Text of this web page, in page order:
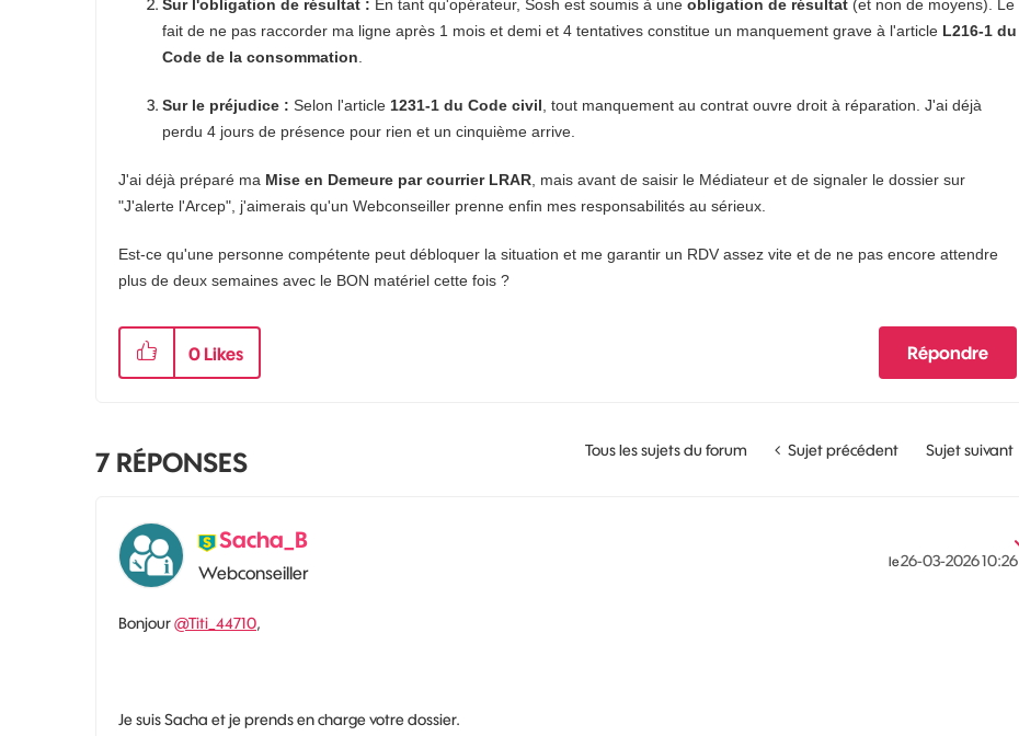
Sur l'obligation de résultat : En tant qu'opérateur, Sosh est soumis à une obligation de résultat (et non de moyens). Le
fait de ne pas raccorder ma ligne après 1 mois et demi et 4 tentatives constitue un manquement grave à l'article L216-1 du
Code de la consommation
Sur le préjudice : Selon l'article 1231-1 du Code civil , tout manquement au contrat ouvre droit à réparation. J'ai déjà
perdu 4 jours de présence pour rien et un cinquième arrive.
J'ai déjà préparé ma Mise en Demeure par courrier LRAR , mais avant de saisir le Médiateur et de signaler le dossier sur
"J'alerte l'Arcep", j'aimerais qu'un Webconseiller prenne enfin mes responsabilités au sérieux.
Est-ce qu'une personne compétente peut débloquer la situation et me garantir un RDV assez vite et de ne pas encore attendre
plus de deux semaines avec le BON matériel cette fois ?
0 Likes Répondre
Tous les sujets du forum Sujet précédent Sujet suivant
7 RÉPONSES
Sacha_B
Webconseiller
le‎26-03-202610:26
Bonjour@Titi_44710,
Je suis Sacha et je prends en charge votre dossier.